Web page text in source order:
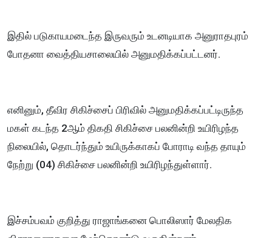
இதில் படுகாயமடைந்த இருவரும் உடனடியாக அனுராதபுரம்
போதனா வைத்தியசாலையில் அனுமதிக்கப்பட்டனர்.
எனினும், தீவிர சிகிச்சைப் பிரிவில் அனுமதிக்கப்பட்டிருந்த
மகள் கடந்த 2ஆம் திகதி சிகிச்சை பலனின்றி உயிரிழந்த
நிலையில், தொடர்ந்தும் உயிருக்காகப் போராடி வந்த தாயும்
நேற்று (04) சிகிச்சை பலனின்றி உயிரிழந்துள்ளார்.
இச்சம்பவம் குறித்து ராஜாங்கனை பொலிஸார் மேலதிக